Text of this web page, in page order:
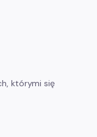
którymi się